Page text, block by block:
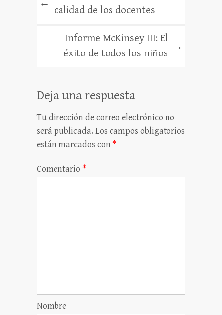
←
calidad de los docentes
Informe McKinsey III: El
éxito de todos los niños
→
Deja una respuesta
Tu dirección de correo electrónico no
será publicada. Los campos obligatorios
están marcados con *
Comentario *
Nombre